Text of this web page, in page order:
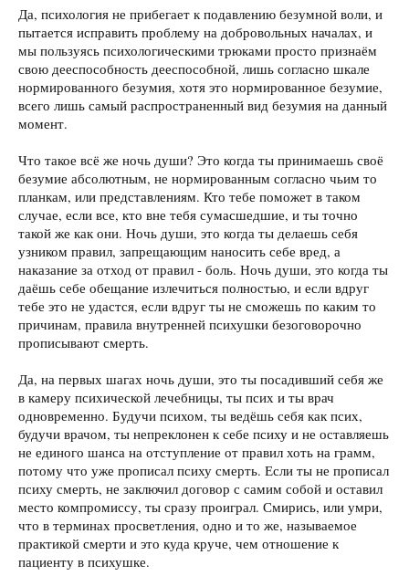
Да, психология не прибегает к подавлению безумной воли, и
пытается исправить проблему на добровольных началах, и
мы пользуясь психологическими трюками просто признаём
свою дееспособность дееспособной, лишь согласно шкале
нормированного безумия, хотя это нормированное безумие,
всего лишь самый распространенный вид безумия на данный
момент.
Что такое всё же ночь души? Это когда ты принимаешь своё
безумие абсолютным, не нормированным согласно чьим то
планкам, или представлениям. Кто тебе поможет в таком
случае, если все, кто вне тебя сумасшедшие, и ты точно
такой же как они. Ночь души, это когда ты делаешь себя
узником правил, запрещающим наносить себе вред, а
наказание за отход от правил - боль. Ночь души, это когда ты
даёшь себе обещание излечиться полностью, и если вдруг
тебе это не удастся, если вдруг ты не сможешь по каким то
причинам, правила внутренней психушки безоговорочно
прописывают смерть.
Да, на первых шагах ночь души, это ты посадивший себя же
в камеру психической лечебницы, ты псих и ты врач
одновременно. Будучи психом, ты ведёшь себя как псих,
будучи врачом, ты непреклонен к себе психу и не оставляешь
не единого шанса на отступление от правил хоть на грамм,
потому что уже прописал психу смерть. Если ты не прописал
психу смерть, не заключил договор с самим собой и оставил
место компромиссу, ты сразу проиграл. Смирись, или умри,
что в терминах просветления, одно и то же, называемое
практикой смерти и это куда круче, чем отношение к
пациенту в психушке.